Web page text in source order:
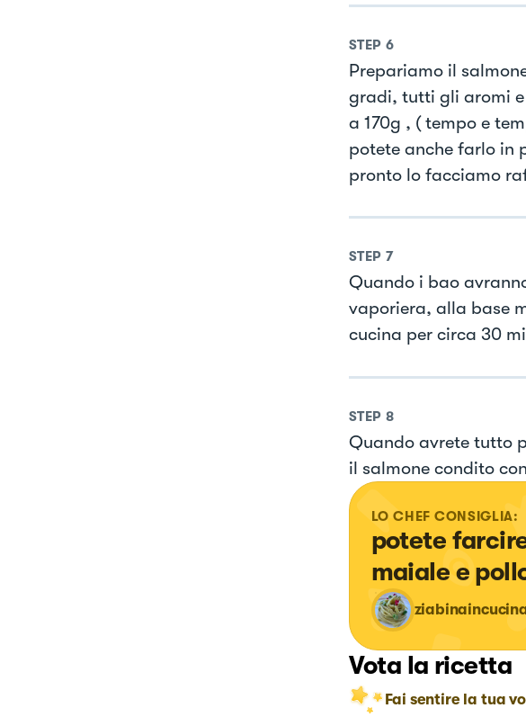
STEP 6
Prepariamo il
gradi, tutti gli aromi
a 170g , ( tempo e
potete anche farlo in
pronto lo facciamo
STEP 7
Quando i bao
vaporiera, alla base
cucina per circa 30
STEP 8
Quando avrete tutto
il salmone condito
LO CHEF CONSIGLIA:
potete
maiale e
Vota la ricetta
Fai sentire la tua